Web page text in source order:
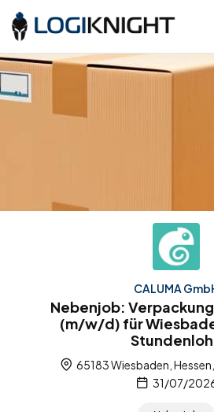
CALUMA
Nebenjob:
(m/w/d) für
65183 Wiesbaden,
31/07/